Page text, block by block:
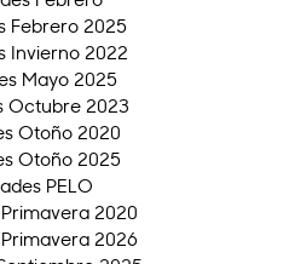
Febrero 2025
Invierno 2022
Mayo 2025
Octubre 2023
Otoño 2020
Otoño 2025
PELO
2020
2026